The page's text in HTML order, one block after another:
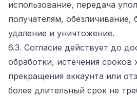
использование, передача
получателям, обезличивание,
удаление и уничтожение.
6.3. Согласие действует до
обработки, истечения сроков
прекращения аккаунта или
более длительный срок не